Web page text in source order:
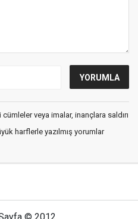
veya imalar, inançlara saldırı
harflerle yazılmış yorumlar